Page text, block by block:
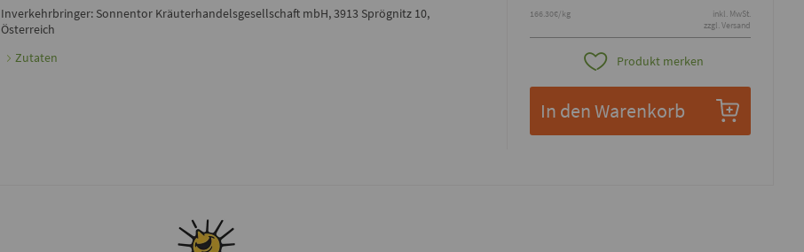
Inverkehrbringer: Sonnentor Kräuterhandelsgesellschaft mbH, 3913 Sprögnitz 10,
Österreich
Zutaten
166.30€/kg
inkl. MwSt.
zzgl. Versand
Produkt merken
In den Warenkorb